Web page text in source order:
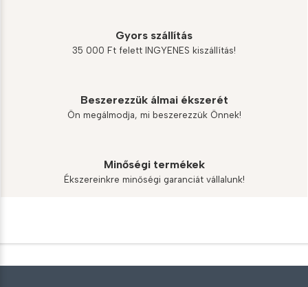
Gyors szállítás
35 000 Ft felett INGYENES kiszállítás!
Beszerezzük álmai ékszerét
Ön megálmodja, mi beszerezzük Önnek!
Minőségi termékek
Ékszereinkre minőségi garanciát vállalunk!